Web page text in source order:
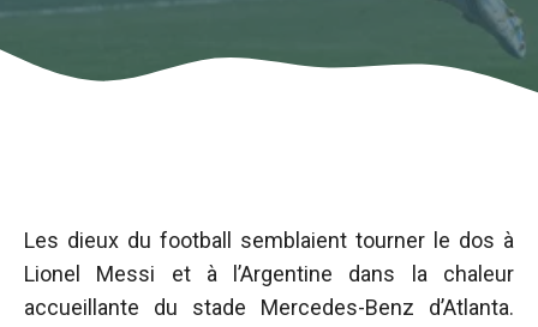
Les dieux du football semblaient tourner le dos à
Lionel Messi et à l’Argentine dans la chaleur
accueillante du stade Mercedes-Benz d’Atlanta.